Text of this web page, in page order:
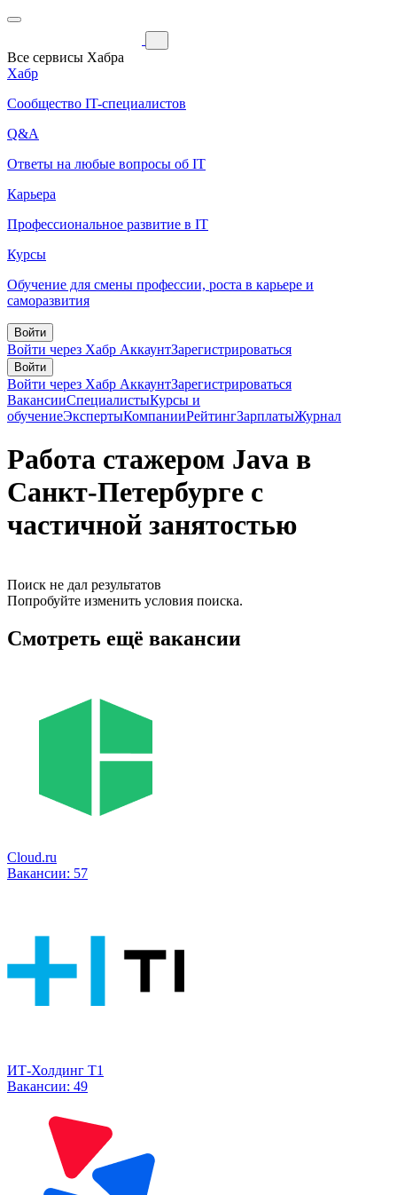
Все сервисы Хабра
Хабр
Сообщество IT-специалистов
Q&A
Ответы на любые вопросы об IT
Карьера
Профессиональное развитие в IT
Курсы
Обучение для смены профессии, роста в карьере и
саморазвития
Войти
Войти через Хабр АккаунтЗарегистрироваться
Войти
Войти через Хабр АккаунтЗарегистрироваться
ВакансииСпециалистыКурсы и
обучениеЭкспертыКомпанииРейтингЗарплатыЖурнал
Работа стажером Java в
Санкт-Петербурге с
частичной занятостью
Поиск не дал результатов
Попробуйте изменить условия поиска.
Смотреть ещё вакансии
Cloud.ru
Вакансии: 57
ИТ-Холдинг Т1
Вакансии: 49